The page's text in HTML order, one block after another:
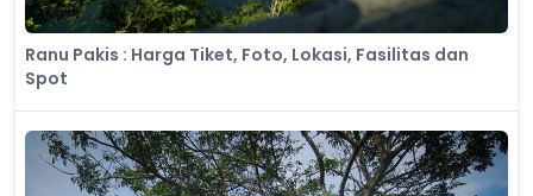
Ranu Pakis : Harga Tiket, Foto, Lokasi, Fasilitas dan
Spot